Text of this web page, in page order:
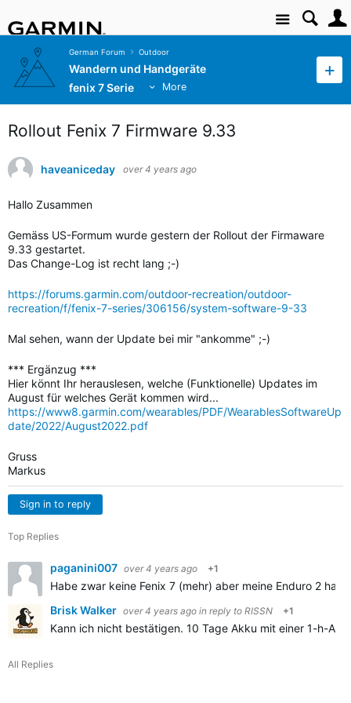
Site
German Forum Outdoor
Wandern und Handgeräte
fenix 7 Serie
More
Rollout Fenix 7 Firmware 9.33
haveaniceday over 4 years ago
Hallo Zusammen
Gemäss US-Formum wurde gestern der Rollout der Firmaware
9.33 gestartet.
Das Change-Log ist recht lang ;-)
https://forums.garmin.com/outdoor-recreation/outdoor-
recreation/f/fenix-7-series/306156/system-software-9-33
Mal sehen, wann der Update bei mir "ankomme" ;-)
*** Ergänzug ***
Hier könnt Ihr herauslesen, welche (Funktionelle) Updates im
August für welches Gerät kommen wird...
https://www8.garmin.com/wearables/PDF/WearablesSoftwareUp
date/2022/August2022.pdf
Gruss
Markus
Sign in to reply
Top Replies
paganini007 over 4 years ago +1
Habe zwar keine Fenix 7 (mehr) aber meine Enduro 2
Brisk Walker over 4 years ago in reply to RISSN +1
Kann ich nicht bestätigen. 10 Tage Akku mit einer 1-h-
All Replies